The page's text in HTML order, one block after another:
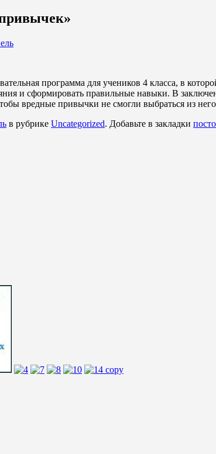
программа для учеников 4 класса, в
и сформировать правильные навыки. В
вредные привычки не смогли выбраться из
в рубрике Uncategorized. Добавьте в закладки